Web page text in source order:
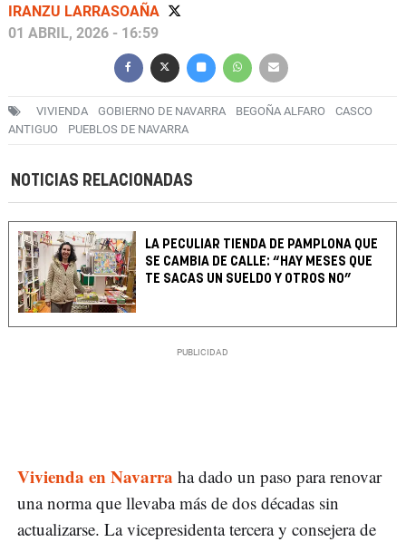
IRANZU LARRASOAÑA
01 ABRIL, 2026 - 16:59
VIVIENDA GOBIERNO DE NAVARRA BEGOÑA ALFARO
CASCO
ANTIGUO
PUEBLOS DE NAVARRA
NOTICIAS RELACIONADAS
LA PECULIAR TIENDA DE PAMPLONA QUE
SE CAMBIA DE CALLE: “HAY MESES QUE
TE SACAS UN SUELDO Y OTROS NO”
Vivienda en Navarra ha dado un paso para renovar
una norma que llevaba más de dos décadas sin
actualizarse. La vicepresidenta tercera y consejera de